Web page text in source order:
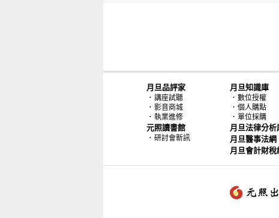
月旦品評家
． 講座試聽
． 影音商城
． 執業進修
元照讀書館
． 研討會新訊
月旦知識庫
． 數位授權
． 個人購點
． 單位採購
月旦法律分析
月旦醫事法網
月旦會計財稅